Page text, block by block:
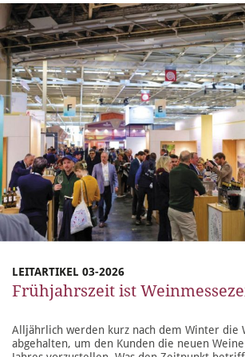
LEITARTIKEL 03-2026
Frühjahrszeit ist
Alljährlich werden kurz nach dem Winter die
abgehalten, um den Kunden die neuen